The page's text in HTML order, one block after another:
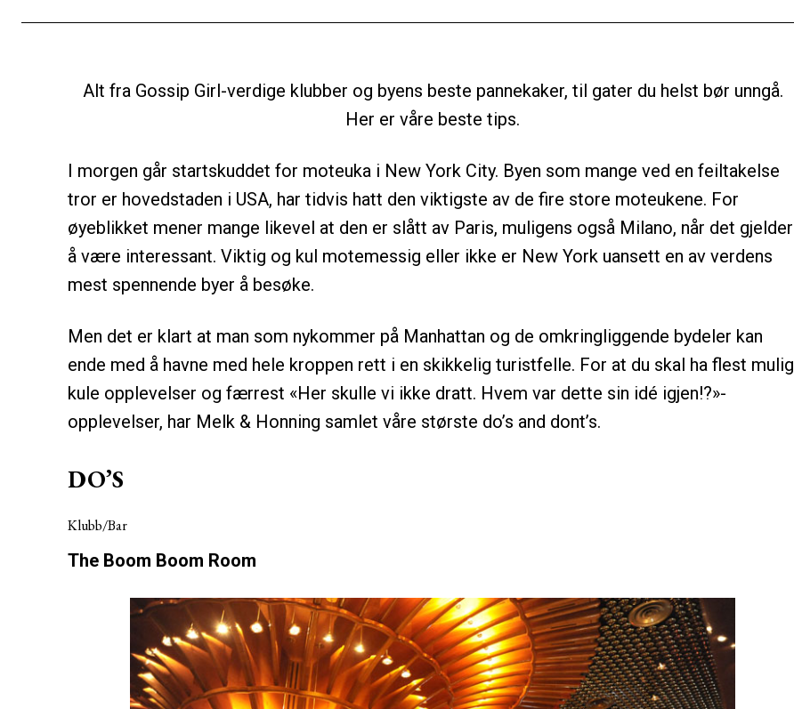
Alt fra Gossip Girl-verdige klubber og byens beste pannekaker, til gater du helst bør unngå.
Her er våre beste tips.
I morgen går startskuddet for moteuka i New York City. Byen som mange ved en feiltakelse
tror er hovedstaden i USA, har tidvis hatt den viktigste av de fire store moteukene. For
øyeblikket mener mange likevel at den er slått av Paris, muligens også Milano, når det gjelder
å være interessant. Viktig og kul motemessig eller ikke er New York uansett en av verdens
mest spennende byer å besøke.
Men det er klart at man som nykommer på Manhattan og de omkringliggende bydeler kan
ende med å havne med hele kroppen rett i en skikkelig turistfelle. For at du skal ha flest mulig
kule opplevelser og færrest «Her skulle vi ikke dratt. Hvem var dette sin idé igjen!?»-
opplevelser, har Melk & Honning samlet våre største do’s and dont’s.
DO’S
Klubb/Bar
The Boom Boom Room